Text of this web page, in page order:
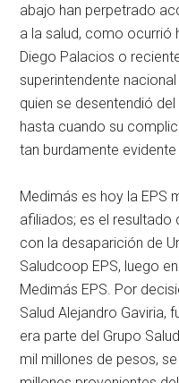
abajo han perpetrado
a la salud, como ocurrió
Diego Palacios o
superintendente
quien se desentendió
hasta cuando su
tan burdamente
Medimás es hoy la EPS
afiliados; es el
con la desaparición de
Saludcoop EPS, luego
Medimás EPS. Por
Salud Alejandro Gaviria,
era parte del Grupo
mil millones de pesos,